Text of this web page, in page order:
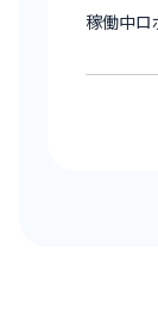
稼働中ロ